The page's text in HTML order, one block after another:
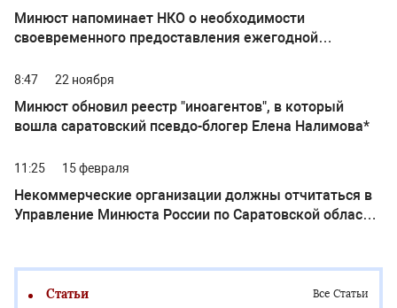
Минюст напоминает НКО о необходимости
своевременного предоставления ежегодной
8:47 22 ноября
Минюст обновил реестр "иноагентов", в который
вошла саратовский псевдо-блогер Елена Налимова*
11:25 15 февраля
Некоммерческие организации должны отчитаться в
Управление Минюста России по Саратовской области
Статьи Все Статьи